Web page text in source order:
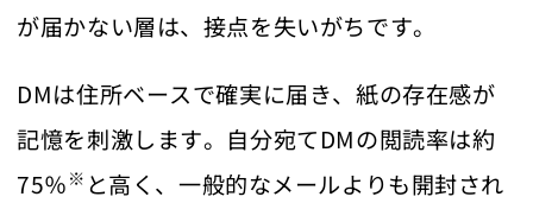
が届かない層は、接点を失いがちです。
DMは住所ベースで確実に届き、紙の存在感が
記憶を刺激します。自分宛てDMの閲読率は約
75％※ と高く、一般的なメールよりも開封され